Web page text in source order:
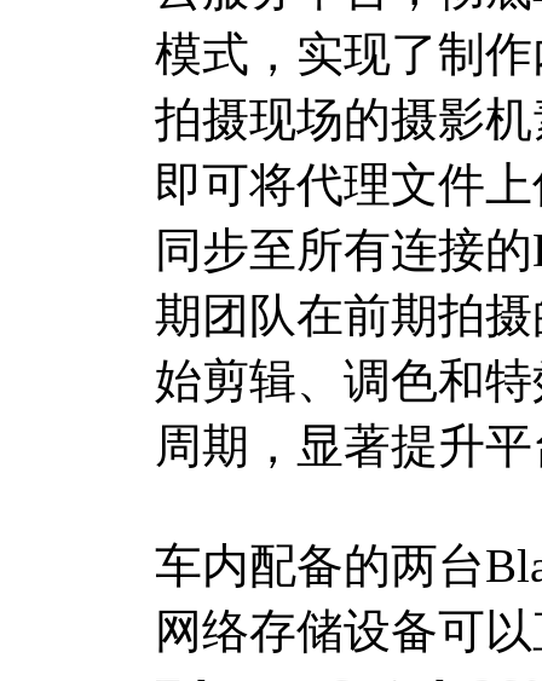
模式，实现了制
拍摄现场的摄影
即可将代理文件
同步至所有连接
期团队在前期拍
始剪辑、调色和
周期，显著提升
车内配备的两台
网络存储设备可